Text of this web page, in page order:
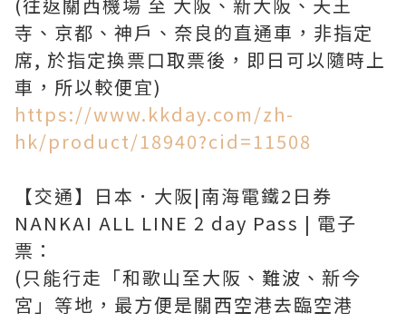
寺、京都、神戶、奈良的直通車，非指定
席, 於指定換票口取票後，即日可以隨時上
https://www.kkday.com/zh-
hk/product/18940?cid=11508
【交通】日本．大阪|南海電鐵2日券
NANKAI ALL LINE 2 day Pass | 電子
票：
(只能行走「和歌山至大阪、難波、新今
宮」等地，最方便是關西空港去臨空港